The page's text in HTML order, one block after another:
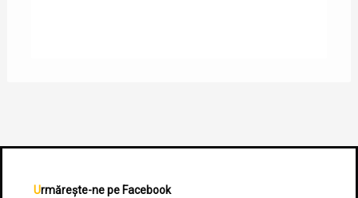
Urmărește-ne pe Facebook